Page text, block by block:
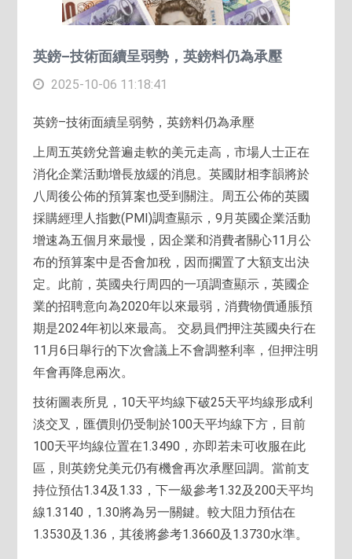
英鎊–技術面續呈弱勢，英鎊料仍為承壓
2025-10-06 11:18:41
英鎊–技術面續呈弱勢，英鎊料仍為承壓
上周五英鎊兌普遍走軟的美元走高，市場人士正在
消化企業活動增長放緩的消息。英國財相李韻將於
八周後公佈的預算案也受到關注。周五公佈的英國
採購經理人指數(PMI)調查顯示，9月英國企業活動
增速為五個月來最慢，因企業和消費者關心11月公
布的預算案中是否會加稅，因而擱置了大額支出決
定。此前，英國央行周四的一項調查顯示，英國企
業的招聘意向為2020年以來最弱，消費物價通脹預
期是2024年初以來最高。 交易員們押注英國央行在
11月6日舉行的下次會議上不會調整利率，但押注明
年會再降息兩次。
技術圖表所見，10天平均線下破25天平均線形成利
淡交叉，匯價則仍受制於100天平均線下方，目前
100天平均線位置在1.3490，亦即若未可收服在此
區，則英鎊兌美元仍有機會再次承壓回調。當前支
持位預估1.34及1.33，下一級參考1.32及200天平均
線1.3140，1.30將為另一關鍵。較大阻力預估在
1.3530及1.36，其後將參考1.3660及1.3730水準。